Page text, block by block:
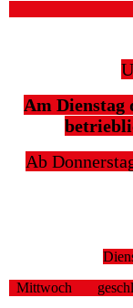
Am Dienstag
Ab
Mittwoch